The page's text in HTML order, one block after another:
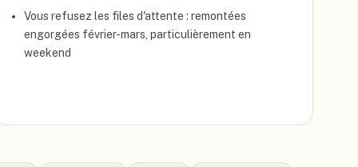
Vous refusez les files d'attente : remontées
engorgées février-mars, particulièrement en
weekend